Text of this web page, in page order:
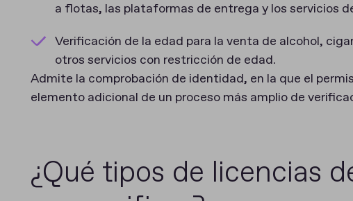
a flotas, las plataformas de entrega y los servicios
Verificación de la edad para la venta de alcohol,
otros servicios con restricción de edad.
Admite la comprobación de identidad, en la que el
elemento adicional de un proceso más amplio de
¿Qué tipos de licencias